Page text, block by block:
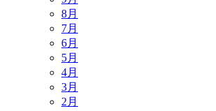
8月
7月
6月
5月
4月
3月
2月